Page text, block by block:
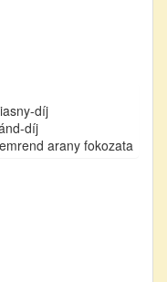
díj
díj
arany fokozata